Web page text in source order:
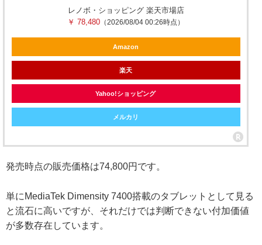
レノボ・ショッピング 楽天市場店
￥ 78,480 （2026/08/04 00:26時点）
Amazon
楽天
Yahoo!ショッピング
メルカリ
発売時点の販売価格は74,800円です。
単にMediaTek Dimensity 7400搭載のタブレットとして見る
と流石に高いですが、それだけでは判断できない付加価値
が多数存在しています。